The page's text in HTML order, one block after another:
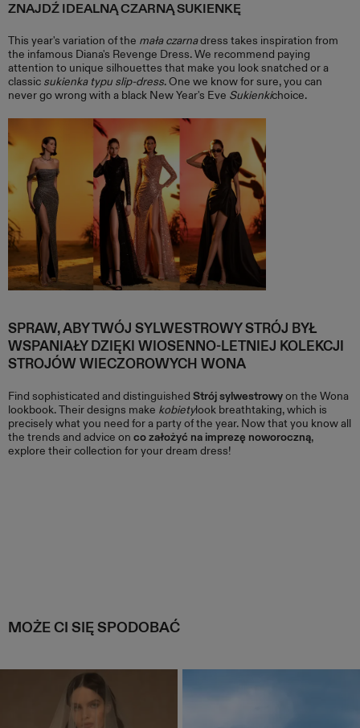
ZNAJDŹ IDEALNĄ CZARNĄ SUKIENKĘ
This year's variation of the mała czarnadress takes inspiration from
the infamous Diana's Revenge Dress. We recommend paying
attention to unique silhouettes that make you look snatched or a
classic sukienka typu slip-dress. One we know for sure, you can
never go wrong with a black New Year's Eve Sukienkichoice.
SPRAW, ABY TWÓJ SYLWESTROWY STRÓJ BYŁ
WSPANIAŁY DZIĘKI WIOSENNO-LETNIEJ KOLEKCJI
STROJÓW WIECZOROWYCH WONA
Find sophisticated and distinguished Strój sylwestrowyon the Wona
lookbook. Their designs make kobietylook breathtaking, which is
precisely what you need for a party of the year. Now that you know all
the trends and advice on co założyć na imprezę noworoczną,
explore their collection for your dream dress!
MOŻE CI SIĘ SPODOBAĆ